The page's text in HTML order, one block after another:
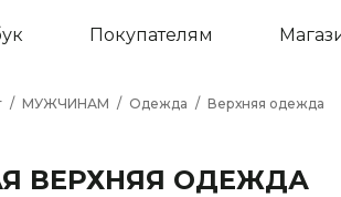
Покупателям
/ МУЖЧИНАМ / Одежда / Верхняя одежда
ВЕРХНЯЯ ОДЕЖДА